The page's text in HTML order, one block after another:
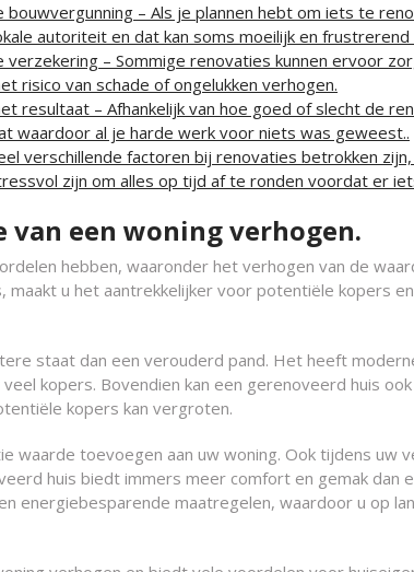
– Als je plannen hebt om iets te
autoriteit en dat kan soms moeilijk en frustrerend
– Sommige renovaties kunnen ervoor
risico van schade of ongelukken verhogen.
resultaat – Afhankelijk van hoe goed of slecht de
waardoor al je harde werk voor niets was geweest..
verschillende factoren bij renovaties betrokken
zijn om alles op tijd af te ronden voordat er
van een woning verhogen.
hebben, waaronder het verhogen van de
maakt u het aantrekkelijker voor potentiële kopers
staat dan een verouderd pand. Het heeft
kopers. Bovendien kan een gerenoveerd huis
kopers kan vergroten.
waarde toevoegen aan uw woning. Ook tijdens uw
huis biedt immers meer comfort en gemak dan
energiebesparende maatregelen, waardoor u op